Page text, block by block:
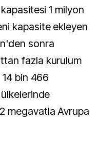
1 milyon
kapasite ekleyen
sonra
fazla kurulum
14 bin 466
megavatla Avrupa